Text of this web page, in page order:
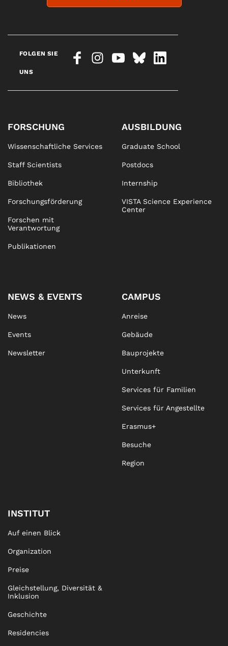
FOLGEN SIE
UNS
FORSCHUNG
Wissenschaftliche Services
Staff Scientists
Bibliothek
Forschungsförderung
Forschen mit
Verantwortung
Publikationen
AUSBILDUNG
Graduate School
Postdocs
Internship
VISTA Science Experience
Center
NEWS & EVENTS
News
Events
Newsletter
CAMPUS
Anreise
Gebäude
Bauprojekte
Unterkunft
Services für Familien
Services für Angestellte
Erasmus+
Besuche
Region
INSTITUT
Auf einen Blick
Organization
Preise
Gleichstellung, Diversität &
Inklusion
Geschichte
Residencies